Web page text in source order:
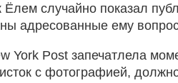
случайно показал
адресованные ему
York Post запечатлела
с фотографией,